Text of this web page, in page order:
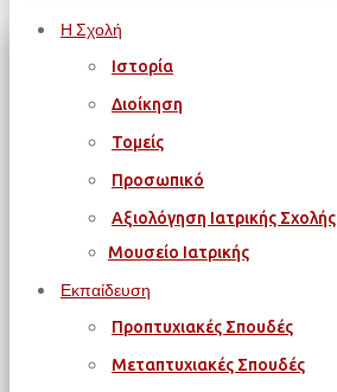
Η Σχολή
Ιστορία
Διοίκηση
Τομείς
Προσωπικό
Αξιολόγηση Ιατρικής Σχολής
Μουσείο Ιατρικής
Εκπαίδευση
Προπτυχιακές Σπουδές
Μεταπτυχιακές Σπουδές